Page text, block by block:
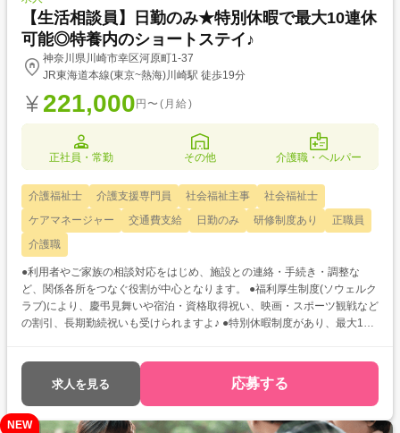
【生活相談員】日勤のみ★特別休暇で最大10連休
可能◎特養内のショートステイ♪
神奈川県川崎市幸区河原町1-37
JR東海道本線(東京~熱海)川崎駅 徒歩19分
221,000 円〜(月給)
正社員・常勤 その他 介護職・ヘルパー
介護福祉士 介護支援専門員 社会福祉主事
社会福祉士
ケアマネージャー
交通費支給 日勤のみ 研修制度あり
正職員
介護職
●利用者やご家族の相談対応をはじめ、施設との連絡・手続き・調整な
ど、関係各所をつなぐ役割が中心となります。 ●福利厚生制度(ソウェルク
ラブ)により、慶弔見舞いや宿泊・資格取得祝い、映画・スポーツ観戦など
の割引、長期勤続祝いも受けられますよ♪ ●特別休暇制度があり、最大10
求人を見る 応募する
NEW